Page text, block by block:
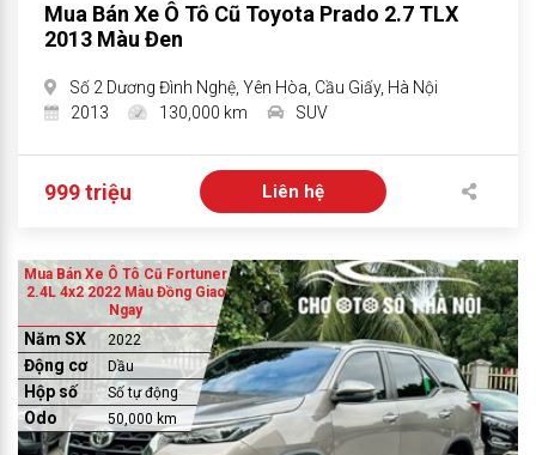
Mua Bán Xe Ô Tô Cũ Toyota Prado 2.7 TLX
2013 Màu Đen
Số 2 Dương Đình Nghệ, Yên Hòa, Cầu Giấy, Hà Nội
2013
130,000 km SUV
999 triệu Liên hệ
Mua Bán Xe Ô Tô Cũ Fortuner
2.4L 4x2 2022 Màu Đồng Giao
Ngay
Năm SX 2022
Động cơ Dầu
Hộp số Số tự động
Odo 50,000 km